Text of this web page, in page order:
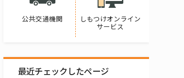
公共交通機関
しもつけオンライン
サービス
最近チェックしたページ